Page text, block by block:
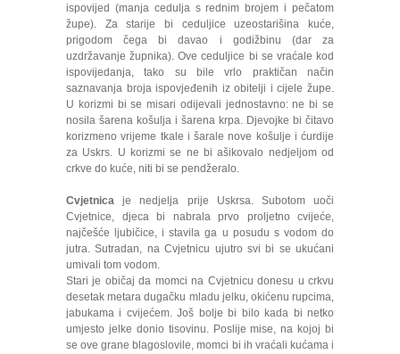
ispovijed (manja cedulja s rednim brojem i pečatom
župe). Za starije bi ceduljice uzeostarišina kuće,
prigodom čega bi davao i godižbinu (dar za
uzdržavanje župnika). Ove ceduljice bi se vraćale kod
ispovijedanja, tako su bile vrlo praktičan način
saznavanja broja ispovjeđenih iz obitelji i cijele župe.
U korizmi bi se misari odijevali jednostavno: ne bi se
nosila šarena košulja i šarena krpa. Djevojke bi čitavo
korizmeno vrijeme tkale i šarale nove košulje i ćurdije
za Uskrs. U korizmi se ne bi ašikovalo nedjeljom od
crkve do kuće, niti bi se pendžeralo.
Cvjetnica je nedjelja prije Uskrsa. Subotom uoči
Cvjetnice, djeca bi nabrala prvo proljetno cvijeće,
najčešće ljubičice, i stavila ga u posudu s vodom do
jutra. Sutradan, na Cvjetnicu ujutro svi bi se ukućani
umivali tom vodom.
Stari je običaj da momci na Cvjetnicu donesu u crkvu
desetak metara dugačku mladu jelku, okićenu rupcima,
jabukama i cvijećem. Još bolje bi bilo kada bi netko
umjesto jelke donio tisovinu. Poslije mise, na kojoj bi
se ove grane blagoslovile, momci bi ih vraćali kućama i